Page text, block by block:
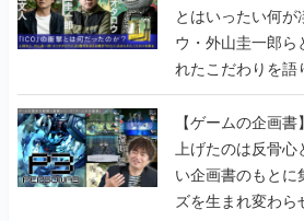
画書】
【ゲームの企画
上げたのは反骨心
い企画書のもとに
ズを生まれ変わ
ビュー】
ゲームの企画書の記事一覧
若ゲのいたり〜ゲームクリエイター